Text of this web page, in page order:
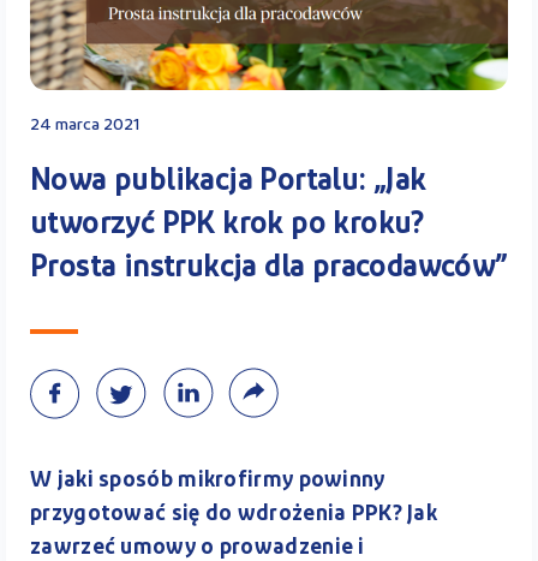
Kontakt
Kalkulator PPK
24 marca 2021
Nowa publikacja Portalu: „Jak
utworzyć PPK krok po kroku?
Prosta instrukcja dla pracodawców”
W jaki sposób mikrofirmy powinny
przygotować się do wdrożenia PPK? Jak
zawrzeć umowy o prowadzenie i